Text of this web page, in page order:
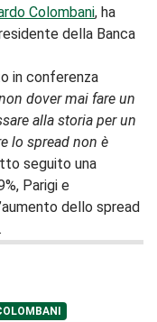
Colombani, ha
della Banca
in conferenza
dover mai fare un
alla storia per un
lo spread non è
seguito una
Parigi e
dello spread